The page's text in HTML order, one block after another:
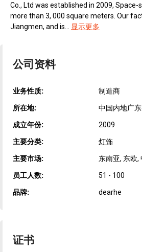
Co., Ltd was established in 2009,
more than 3, 000 square meters. Our
Jiangmen, and is...
显示更多
公司资料
业务性质: 制造商
所在地: 中国内地广
成立年份: 2009
主要分类: 灯饰
主要市场: 东南亚, 东欧,
员工人数: 51 - 100
品牌: dearhe
证书